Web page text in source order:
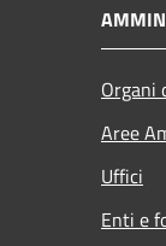
Organi
Aree
Uffici
Enti e